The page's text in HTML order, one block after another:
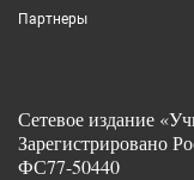
Партнеры
Сетевое издание
Зарегистрировано
ФС77-50440